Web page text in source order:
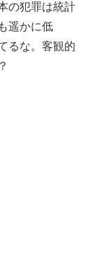
の犯罪は統計
遥かに低
るな。客観的